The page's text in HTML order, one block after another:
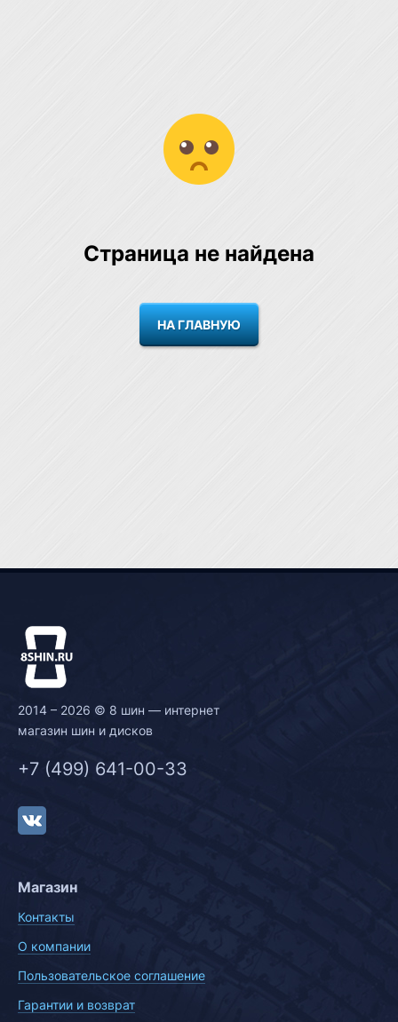
Страница не найдена
НА ГЛАВНУЮ
2014 – 2026 © 8 шин — интернет
магазин шин и дисков
+7 (499) 641-00-33
Магазин
Контакты
О компании
Пользовательское соглашение
Гарантии и возврат